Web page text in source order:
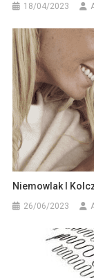
18/04/2023
Niemowlak I
26/06/2023